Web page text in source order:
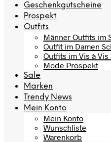
Geschenkgutscheine
Prospekt
Outfits
Männer Outfits im
Outfit im Damen
Outfits im Vis à
Mode Prospekt
Sale
Marken
Trendy News
Mein Konto
Mein Konto
Wunschliste
Warenkorb